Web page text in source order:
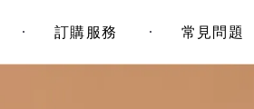
訂購服務 常見問題